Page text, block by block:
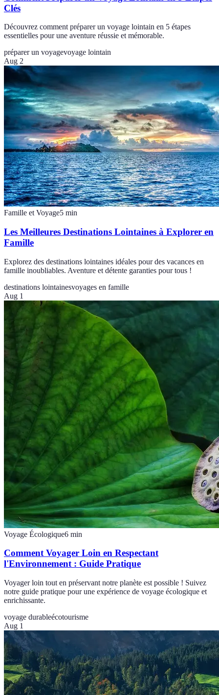
Clés
Découvrez comment préparer un voyage lointain en 5 étapes
essentielles pour une aventure réussie et mémorable.
préparer un voyagevoyage lointain
Aug 2
Famille et Voyage5 min
Les Meilleures Destinations Lointaines à Explorer en
Famille
Explorez des destinations lointaines idéales pour des vacances en
famille inoubliables. Aventure et détente garanties pour tous !
destinations lointainesvoyages en famille
Aug 1
Voyage Écologique6 min
Comment Voyager Loin en Respectant
l'Environnement : Guide Pratique
Voyager loin tout en préservant notre planète est possible ! Suivez
notre guide pratique pour une expérience de voyage écologique et
enrichissante.
voyage durableécotourisme
Aug 1